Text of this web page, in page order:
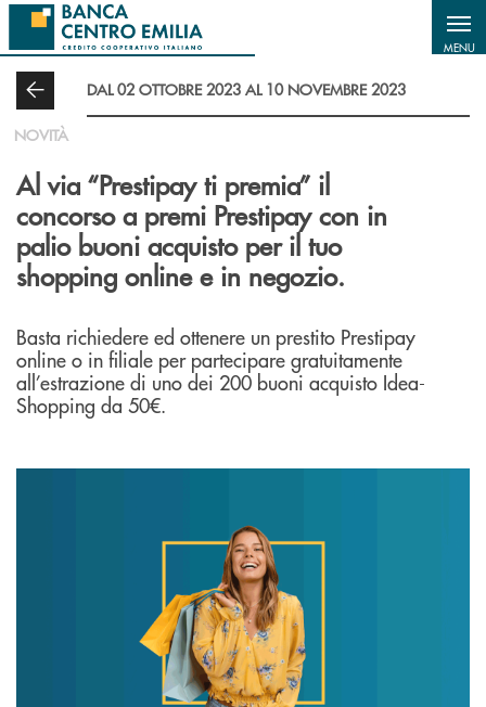
Salta al contenuto principale
MENU
DAL 02 OTTOBRE 2023 AL 10 NOVEMBRE 2023
NOVITÀ
Al via “Prestipay ti premia” il
concorso a premi Prestipay con in
palio buoni acquisto per il tuo
shopping online e in negozio.
Basta richiedere ed ottenere un prestito Prestipay
online o in filiale per partecipare gratuitamente
all’estrazione di uno dei 200 buoni acquisto Idea-
Shopping da 50€.